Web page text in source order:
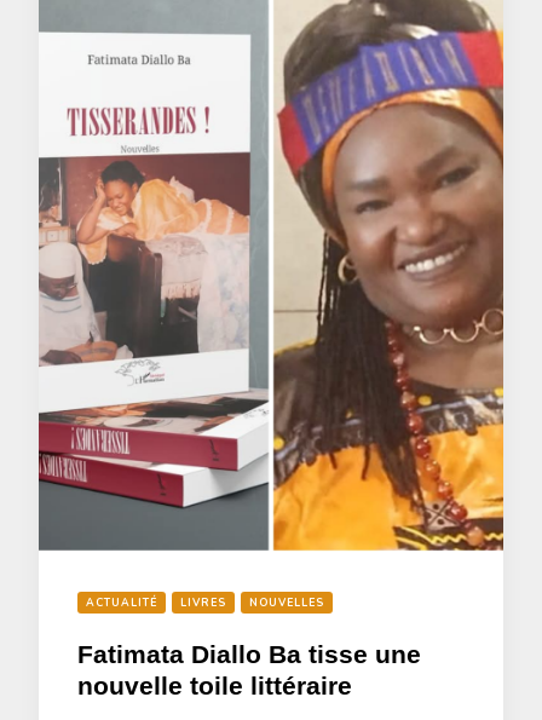
ACTUALITÉ LIVRES NOUVELLES
Fatimata Diallo Ba tisse une
nouvelle toile littéraire